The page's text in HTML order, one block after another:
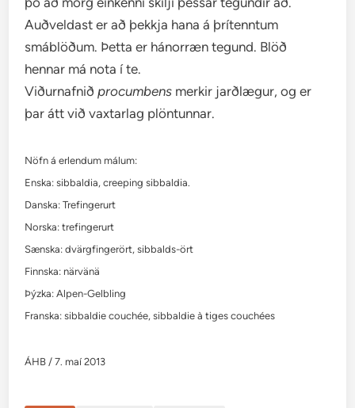
Auðveldast er að þekkja hana á þrítenntum
smáblöðum. Þetta er hánorræn tegund. Blöð
hennar má nota í te.
Viðurnafniðprocumbens merkir jarðlægur, og er
þar átt við vaxtarlag plöntunnar.
Nöfn á erlendum málum:
Enska: sibbaldia, creeping sibbaldia.
Danska: Trefingerurt
Norska: trefingerurt
Sænska: dvärgfingerört, sibbalds-ört
Finnska: närvänä
Þýzka: Alpen-Gelbling
Franska: sibbaldie couchée, sibbaldie à tiges couchées
ÁHB / 7. maí 2013